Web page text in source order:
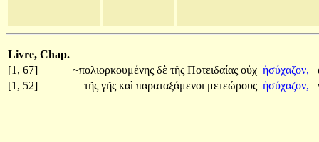
Livre, Chap.
[1, 67]
~πολιορκουμένης δὲ τῆς Ποτειδαίας οὐχ ἡσύχαζον,
[1, 52]
τῆς γῆς καὶ παραταξάμενοι μετεώρους ἡσύχαζον,